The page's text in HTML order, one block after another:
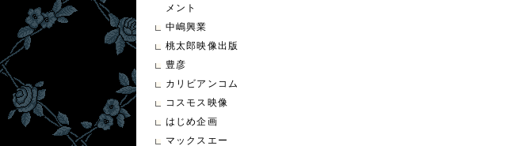
メント
中嶋興業
桃太郎映像出版
豊彦
カリビアンコム
コスモス映像
はじめ企画
マックスエー